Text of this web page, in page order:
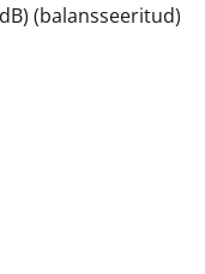
(balansseeritud)